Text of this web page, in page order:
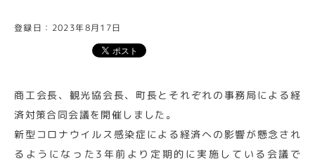
登録日：2023年8月17日
商工会長、観光協会長、町長とそれぞれの事務局による経
済対策合同会議を開催しました。
新型コロナウイルス感染症による経済への影響が懸念され
るようになった3年前より定期的に実施している会議で